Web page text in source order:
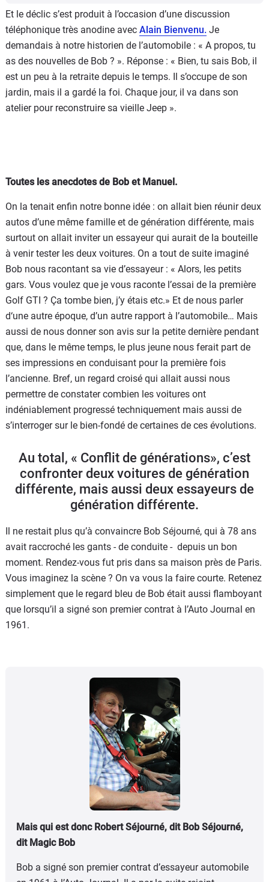
Et le déclic s’est produit à l’occasion d’une discussion
téléphonique très anodine avec Alain Bienvenu. Je
demandais à notre historien de l’automobile : « A propos, tu
as des nouvelles de Bob ? ». Réponse : « Bien, tu sais Bob, il
est un peu à la retraite depuis le temps. Il s’occupe de son
jardin, mais il a gardé la foi. Chaque jour, il va dans son
atelier pour reconstruire sa vieille Jeep ».
Toutes les anecdotes de Bob et Manuel.
On la tenait enfin notre bonne idée : on allait bien réunir deux
autos d’une même famille et de génération différente, mais
surtout on allait inviter un essayeur qui aurait de la bouteille
à venir tester les deux voitures. On a tout de suite imaginé
Bob nous racontant sa vie d’essayeur : « Alors, les petits
gars. Vous voulez que je vous raconte l’essai de la première
Golf GTI ? Ça tombe bien, j’y étais etc.» Et de nous parler
d‘une autre époque, d’un autre rapport à l’automobile… Mais
aussi de nous donner son avis sur la petite dernière pendant
que, dans le même temps, le plus jeune nous ferait part de
ses impressions en conduisant pour la première fois
l’ancienne. Bref, un regard croisé qui allait aussi nous
permettre de constater combien les voitures ont
indéniablement progressé techniquement mais aussi de
s’interroger sur le bien-fondé de certaines de ces évolutions.
Au total, « Conflit de générations», c’est
confronter deux voitures de génération
différente, mais aussi deux essayeurs de
génération différente.
Il ne restait plus qu’à convaincre Bob Séjourné, qui à 78 ans
avait raccroché les gants - de conduite - depuis un bon
moment. Rendez-vous fut pris dans sa maison près de Paris.
Vous imaginez la scène ? On va vous la faire courte. Retenez
simplement que le regard bleu de Bob était aussi flamboyant
que lorsqu’il a signé son premier contrat à l’Auto Journal en
1961.
Mais qui est donc Robert Séjourné, dit Bob Séjourné,
dit Magic Bob
Bob a signé son premier contrat d’essayeur automobile